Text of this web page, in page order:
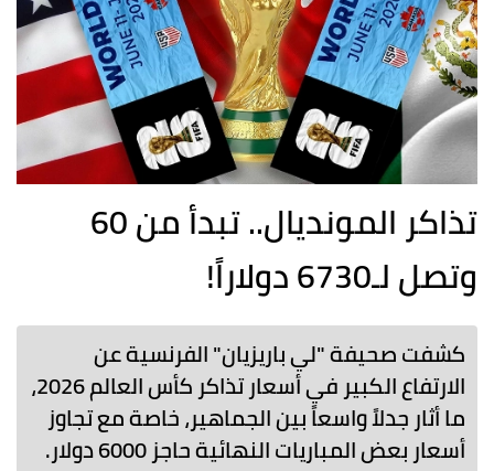
تذاكر المونديال.. تبدأ من 60
وتصل لـ6730 دولاراً!
كشفت صحيفة "لي باريزيان" الفرنسية عن
الارتفاع الكبير في أسعار تذاكر كأس العالم 2026،
ما أثار جدلاً واسعاً بين الجماهير، خاصة مع تجاوز
أسعار بعض المباريات النهائية حاجز 6000 دولار.